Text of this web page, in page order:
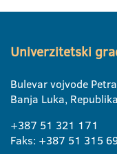
Univerzitetski
Bulevar vojvode
Banja Luka,
+387 51 321 171
Faks: +387 51 315